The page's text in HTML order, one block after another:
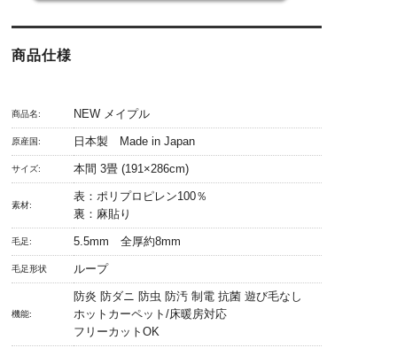
商品仕様
商品名: NEW メイプル
原産国: 日本製 Made in Japan
サイズ: 本間 3畳 (191×286cm)
素材:
表：ポリプロピレン100％
裏：麻貼り
毛足: 5.5mm 全厚約8mm
毛足形状 ループ
機能:
防炎 防ダニ 防虫 防汚 制電 抗菌 遊び毛なし
ホットカーペット/床暖房対応
フリーカットOK